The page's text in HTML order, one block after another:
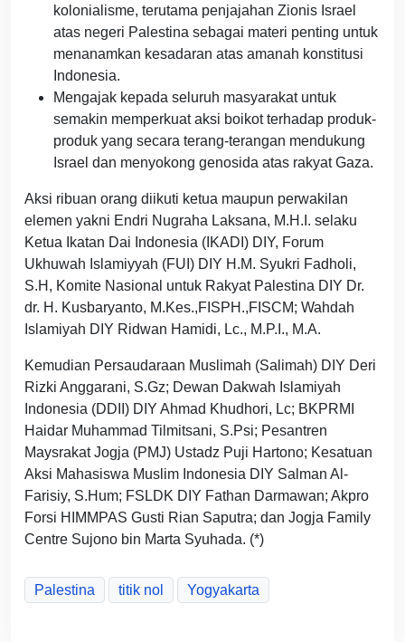
kolonialisme, terutama penjajahan Zionis Israel
atas negeri Palestina sebagai materi penting untuk
menanamkan kesadaran atas amanah konstitusi
Indonesia.
Mengajak kepada seluruh masyarakat untuk
semakin memperkuat aksi boikot terhadap produk-
produk yang secara terang-terangan mendukung
Israel dan menyokong genosida atas rakyat Gaza.
Aksi ribuan orang diikuti ketua maupun perwakilan
elemen yakni Endri Nugraha Laksana, M.H.I. selaku
Ketua Ikatan Dai Indonesia (IKADI) DIY, Forum
Ukhuwah Islamiyyah (FUI) DIY H.M. Syukri Fadholi,
S.H, Komite Nasional untuk Rakyat Palestina DIY Dr.
dr. H. Kusbaryanto, M.Kes.,FISPH.,FISCM; Wahdah
Islamiyah DIY Ridwan Hamidi, Lc., M.P.I., M.A.
Kemudian Persaudaraan Muslimah (Salimah) DIY Deri
Rizki Anggarani, S.Gz; Dewan Dakwah Islamiyah
Indonesia (DDII) DIY Ahmad Khudhori, Lc; BKPRMI
Haidar Muhammad Tilmitsani, S.Psi; Pesantren
Maysrakat Jogja (PMJ) Ustadz Puji Hartono; Kesatuan
Aksi Mahasiswa Muslim Indonesia DIY Salman Al-
Farisiy, S.Hum; FSLDK DIY Fathan Darmawan; Akpro
Forsi HIMMPAS Gusti Rian Saputra; dan Jogja Family
Centre Sujono bin Marta Syuhada. (*)
Palestina titik nol Yogyakarta